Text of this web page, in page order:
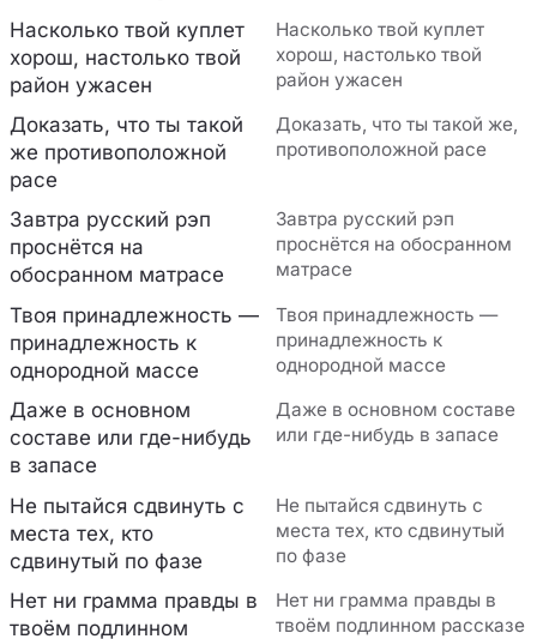
Насколько твой куплет
хорош, настолько твой
район ужасен
Насколько твой куплет
хорош, настолько твой
район ужасен
Доказать, что ты такой
же противоположной
расе
Доказать, что ты такой же,
противоположной расе
Завтра русский рэп
проснётся на
обосранном матрасе
Завтра русский рэп
проснётся на обосранном
матрасе
Твоя принадлежность —
принадлежность к
однородной массе
Твоя принадлежность —
принадлежность к
однородной массе
Даже в основном
составе или где-нибудь
в запасе
Даже в основном составе
или где-нибудь в запасе
Не пытайся сдвинуть с
места тех, кто
сдвинутый по фазе
Не пытайся сдвинуть с
места тех, кто сдвинутый
по фазе
Нет ни грамма правды в
твоём подлинном
Нет ни грамма правды в
твоём подлинном рассказе